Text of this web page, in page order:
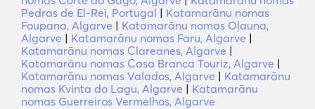
Pedras de El-Rei, Portugal | Katamarānu nomas
Foupana, Algarve | Katamarānu nomas Oļauna,
Algarve | Katamarānu nomas Faru, Algarve |
Katamarānu nomas Clareanes, Algarve |
Katamarānu nomas Casa Branca Touriz, Algarve |
Katamarānu nomas Valados, Algarve | Katamarānu
nomas Kvinta do Lagu, Algarve | Katamarānu
nomas Guerreiros Vermelhos, Algarve